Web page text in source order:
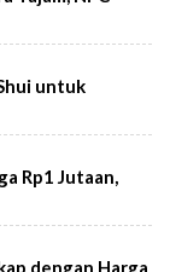
untuk
Rp1 Jutaan,